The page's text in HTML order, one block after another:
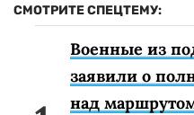
СМОТРИТЕ СПЕЦТЕМУ:
Военные из
заявили о
над